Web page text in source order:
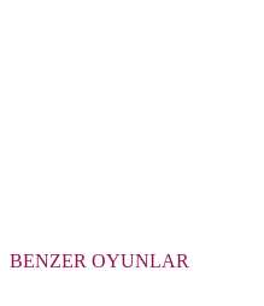
BENZER OYUNLAR